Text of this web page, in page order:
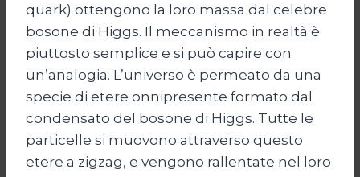
quark) ottengono la loro massa dal celebre
bosone di Higgs. Il meccanismo in realtà è
piuttosto semplice e si può capire con
un’analogia. L’universo è permeato da una
specie di etere onnipresente formato dal
condensato del bosone di Higgs. Tutte le
particelle si muovono attraverso questo
etere a zigzag, e vengono rallentate nel loro